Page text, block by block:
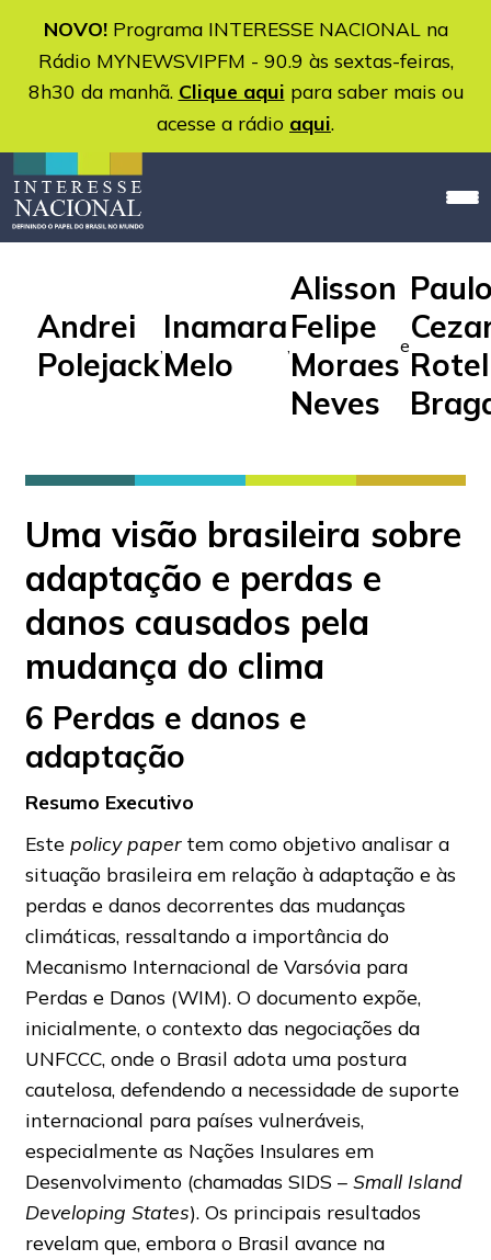
NOVO!Programa INTERESSE NACIONAL na
Rádio MYNEWSVIPFM - 90.9 às sextas-feiras,
8h30 da manhã. Clique aqui para saber mais ou
acesse a rádio aqui.
Andrei
Polejack,Inamara
Melo
,
Alisson
Felipe
Moraes
Neves
e
Uma visão brasileira sobre
adaptação e perdas e
danos causados pela
mudança do clima
6 Perdas e danos e
adaptação
Resumo Executivo
Este policy papertem como objetivo analisar a
situação brasileira em relação à adaptação e às
perdas e danos decorrentes das mudanças
climáticas, ressaltando a importância do
Mecanismo Internacional de Varsóvia para
Perdas e Danos (WIM). O documento expõe,
inicialmente, o contexto das negociações da
UNFCCC, onde o Brasil adota uma postura
cautelosa, defendendo a necessidade de suporte
internacional para países vulneráveis,
especialmente as Nações Insulares em
Desenvolvimento (chamadas SIDS – Small Island
Developing States). Os principais resultados
revelam que, embora o Brasil avance na